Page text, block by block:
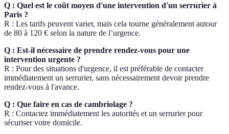
Q : Quel est le coût moyen d'une intervention d'un serrurier à
Paris ?
R : Les tarifs peuvent varier, mais cela tourne généralement autour
de 80 à 120 € selon la nature de l’urgence.
Q : Est-il nécessaire de prendre rendez-vous pour une
intervention urgente ?
R : Pour des situations d'urgence, il est préférable de contacter
immédiatement un serrurier, sans nécessairement devoir prendre
rendez-vous à l'avance.
Q : Que faire en cas de cambriolage ?
R : Contactez immédiatement les autorités et un serrurier pour
sécuriser votre domicile.